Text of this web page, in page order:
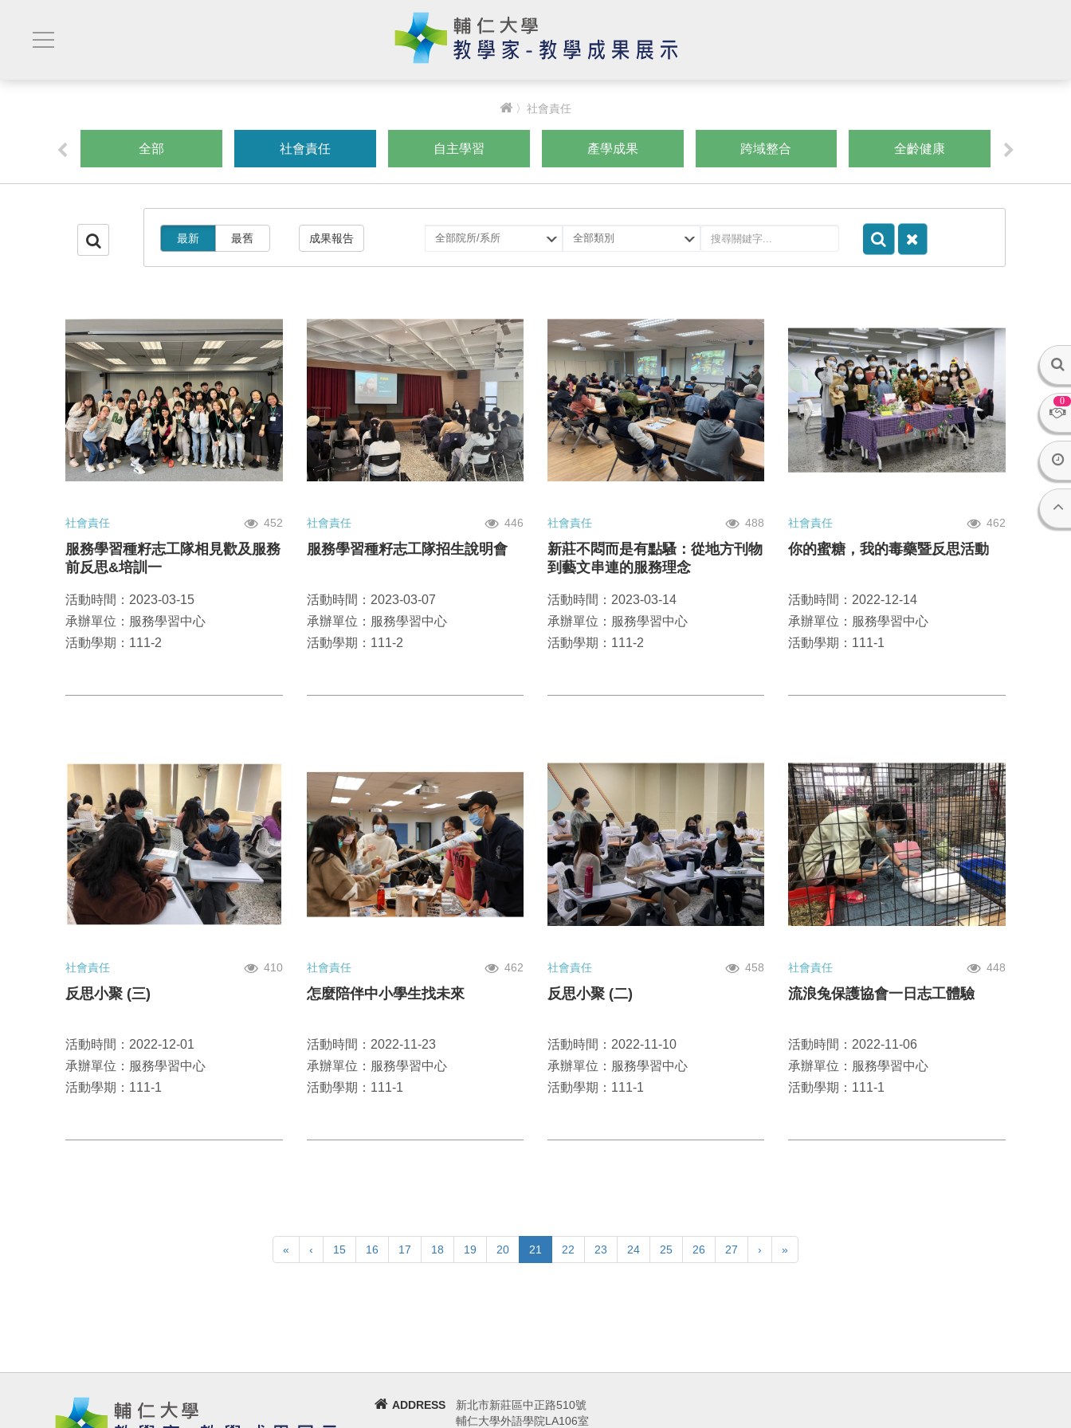
0
〉社會責任
全部 社會責任 自主學習 產學成果 跨域整合 全齡健康
最新 最舊 成果報告
選
院
所
選
類
社會責任 452
服務學習種籽志工隊相見歡及服務
前反思&培訓一
活動時間：2023-03-15
承辦單位：服務學習中心
活動學期：111-2
社會責任 446
服務學習種籽志工隊招生說明會
活動時間：2023-03-07
承辦單位：服務學習中心
活動學期：111-2
社會責任 488
新莊不悶而是有點騷：從地方刊物
到藝文串連的服務理念
活動時間：2023-03-14
承辦單位：服務學習中心
活動學期：111-2
社會責任 462
你的蜜糖，我的毒藥暨反思活動
活動時間：2022-12-14
承辦單位：服務學習中心
活動學期：111-1
社會責任 410
反思小聚 (三)
活動時間：2022-12-01
承辦單位：服務學習中心
活動學期：111-1
社會責任 462
怎麼陪伴中小學生找未來
活動時間：2022-11-23
承辦單位：服務學習中心
活動學期：111-1
社會責任 458
反思小聚 (二)
活動時間：2022-11-10
承辦單位：服務學習中心
活動學期：111-1
社會責任 448
流浪兔保護協會一日志工體驗
活動時間：2022-11-06
承辦單位：服務學習中心
活動學期：111-1
« ‹ 15 16 17 18 19 20 21 22 23 24 25 26 27 › »
ADDRESS
新北市新莊區中正路510號
輔仁大學外語學院LA106室